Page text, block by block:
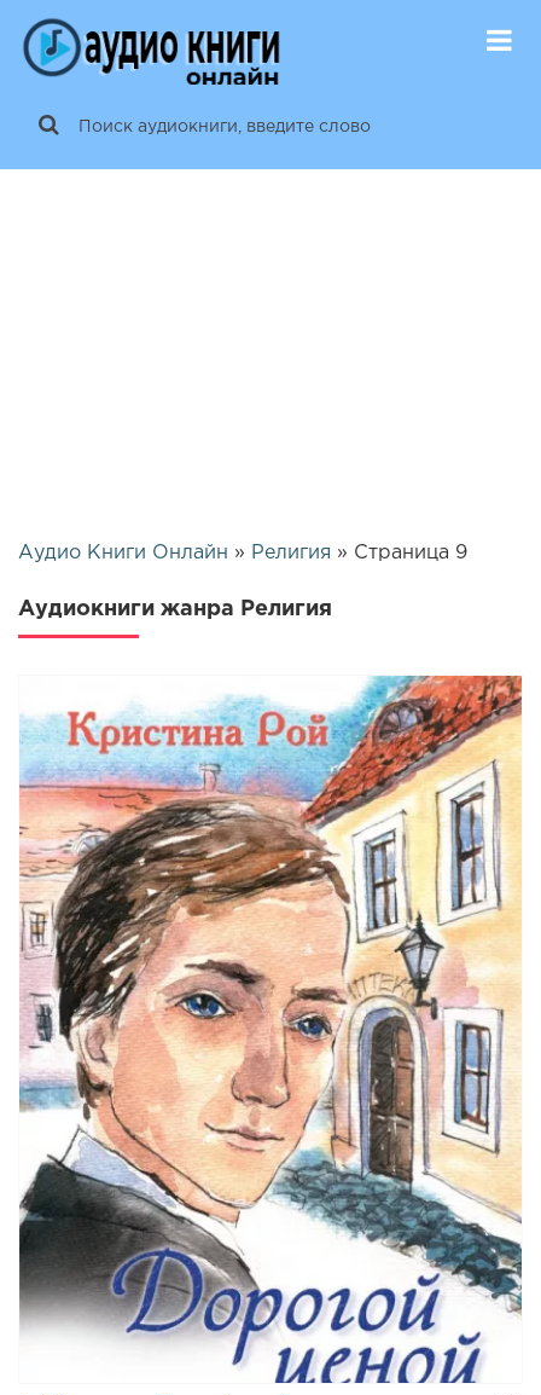
Аудио Книги Онлайн » Религия » Страница 9
Аудиокниги жанра Религия